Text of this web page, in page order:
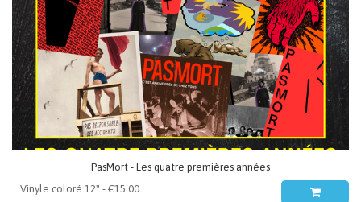
PasMort - Les quatre premières années